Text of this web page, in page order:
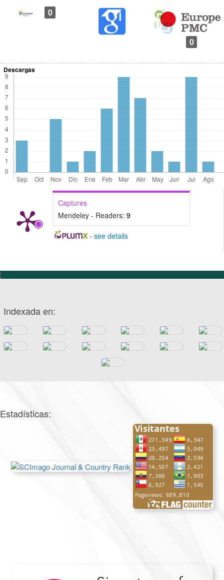
0
0
Descargas
Captures
Mendeley - Readers: 9
- see details
Indexada en:
Estadísticas: